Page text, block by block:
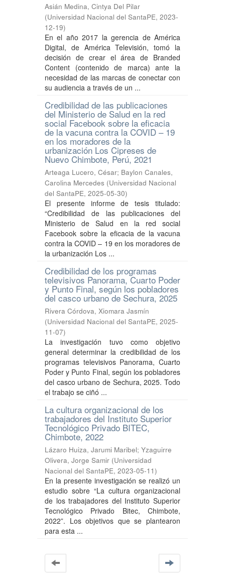
Asián Medina, Cintya Del Pilar
(Universidad Nacional del SantaPE, 2023-
12-19)
En el año 2017 la gerencia de América
Digital, de América Televisión, tomó la
decisión de crear el área de Branded
Content (contenido de marca) ante la
necesidad de las marcas de conectar con
su audiencia a través de un ...
Credibilidad de las publicaciones
del Ministerio de Salud en la red
social Facebook sobre la eficacia
de la vacuna contra la COVID – 19
en los moradores de la
urbanización Los Cipreses de
Nuevo Chimbote, Perú, 2021
Arteaga Lucero, César; Baylon Canales,
Carolina Mercedes (Universidad Nacional
del SantaPE, 2025-05-30)
El presente informe de tesis titulado:
“Credibilidad de las publicaciones del
Ministerio de Salud en la red social
Facebook sobre la eficacia de la vacuna
contra la COVID – 19 en los moradores de
la urbanización Los ...
Credibilidad de los programas
televisivos Panorama, Cuarto Poder
y Punto Final, según los pobladores
del casco urbano de Sechura, 2025
Rivera Córdova, Xiomara Jasmín
(Universidad Nacional del SantaPE, 2025-
11-07)
La investigación tuvo como objetivo
general determinar la credibilidad de los
programas televisivos Panorama, Cuarto
Poder y Punto Final, según los pobladores
del casco urbano de Sechura, 2025. Todo
el trabajo se ciñó ...
La cultura organizacional de los
trabajadores del Instituto Superior
Tecnológico Privado BITEC,
Chimbote, 2022
Lázaro Huiza, Jarumi Maribel; Yzaguirre
Olivera, Jorge Samir (Universidad
Nacional del SantaPE, 2023-05-11)
En la presente investigación se realizó un
estudio sobre “La cultura organizacional
de los trabajadores del Instituto Superior
Tecnológico Privado Bitec, Chimbote,
2022”. Los objetivos que se plantearon
para esta ...